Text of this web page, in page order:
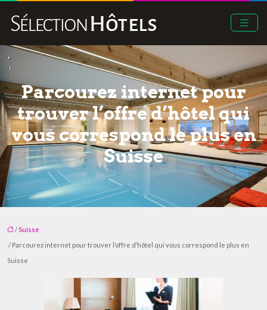
Parcourez internet pour
trouver l’offre d’hôtel qui
vous correspond le plus en
Suisse
/Suisse
/ Parcourez internet pour trouver l’offre d’hôtel qui vous correspond le plus en
Suisse